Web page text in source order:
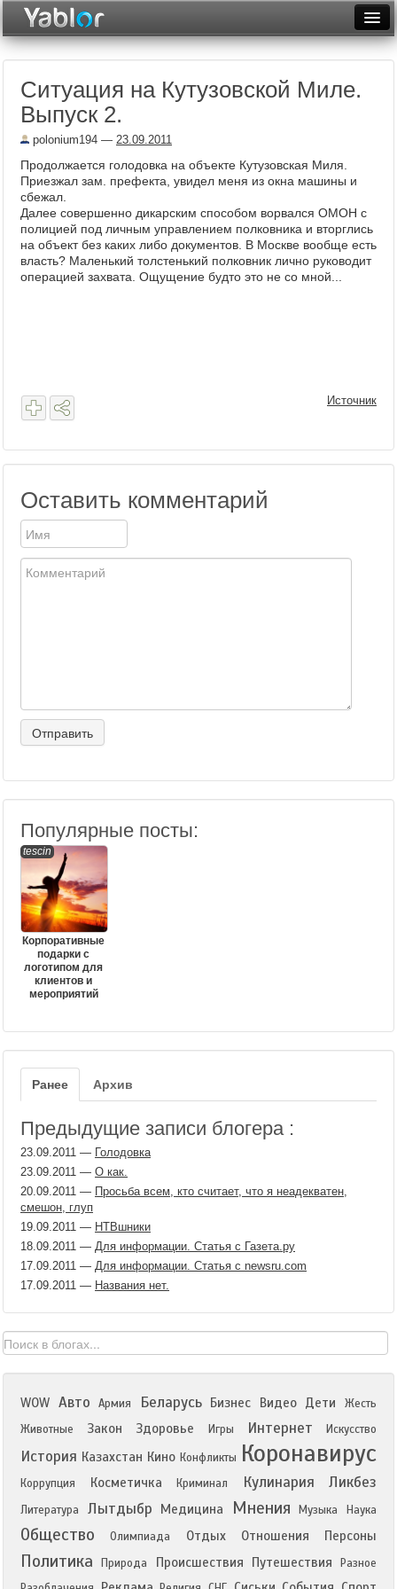
Неделя
Рейтинги
Фототоп
Видеотоп
Ситуация на Кутузовской Миле.
Выпуск 2.
polonium194 — 23.09.2011
Продолжается голодовка на объекте Кутузовская Миля.
Приезжал зам. префекта, увидел меня из окна машины и
сбежал.
Далее совершенно дикарским способом ворвался ОМОН с
полицией под личным управлением полковника и вторглись
на объект без каких либо документов. В Москве вообще есть
власть? Маленький толстенький полковник лично руководит
операцией захвата. Ощущение будто это не со мной...
Источник
Оставить комментарий
Популярные посты:
tescin
Корпоративные
подарки с
логотипом для
клиентов и
мероприятий
Ранее Архив
Предыдущие записи блогера :
23.09.2011 — Голодовка
23.09.2011 — О как.
20.09.2011 — Просьба всем, кто считает, что я неадекватен,
смешон, глуп
19.09.2011 — НТВшники
18.09.2011 — Для информации. Статья с Газета.ру
17.09.2011 — Для информации. Статья с newsru.com
17.09.2011 — Названия нет.
WOW Авто Армия Беларусь Бизнес Видео Дети
Жесть
Животные
Закон Здоровье Игры Интернет Искусство
История Казахстан Кино Конфликты Коронавирус
Коррупция Косметичка Криминал Кулинария Ликбез
Литература Лытдыбр Медицина Мнения Музыка Наука
Общество Олимпиада Отдых Отношения Персоны
Политика Природа Происшествия Путешествия
Разное